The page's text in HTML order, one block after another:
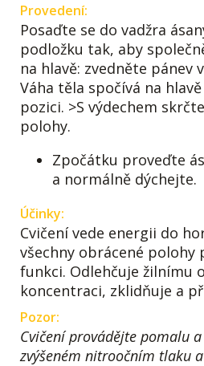
Provedení:
Posaďte se do vadžra
podložku tak, aby
na hlavě: zvedněte
Váha těla spočívá na
pozici. >S výdechem
polohy.
Zpočátku proveďte
a normálně dýchejte.
Účinky:
Cvičení vede energii do
všechny obrácené polohy
funkci. Odlehčuje žilnímu
koncentraci, zklidňuje a
Pozor:
Cvičení provádějte pomalu
zvýšeném nitroočním tlaku